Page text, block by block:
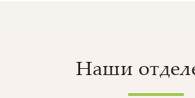
Наши